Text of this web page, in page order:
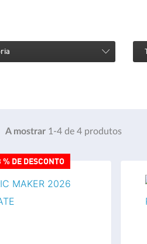
A mostrar 1-4de 4produtos
% DE DESCONTO